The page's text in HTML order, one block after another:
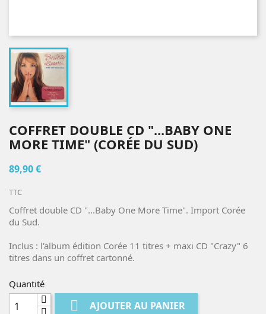
COFFRET DOUBLE CD "...BABY ONE
MORE TIME" (CORÉE DU SUD)
89,90 €
TTC
Coffret double CD "...Baby One More Time". Import Corée
du Sud.
Inclus : l'album édition Corée 11 titres + maxi CD "Crazy" 6
titres dans un coffret cartonné.
Quantité
 AJOUTER AU PANIER